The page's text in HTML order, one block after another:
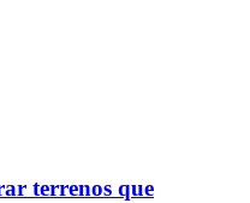
terrenos que